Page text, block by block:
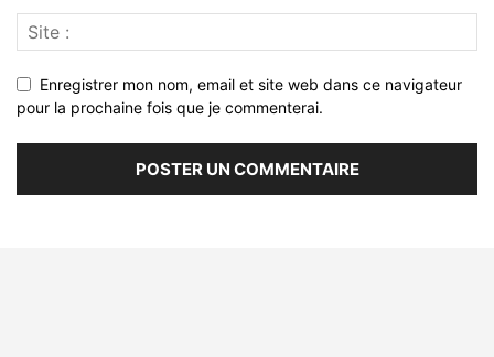
Enregistrer mon nom, email et site web dans ce navigateur
pour la prochaine fois que je commenterai.